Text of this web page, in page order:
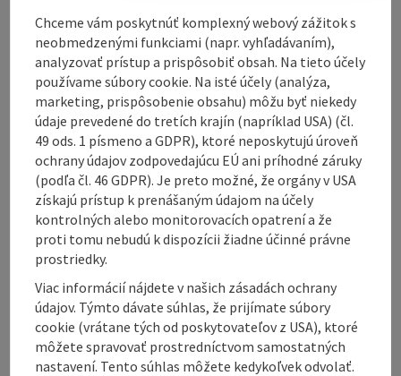
Opening hours
Kitchen
Equipment
Prices
Arrival
Suitability
Chceme vám poskytnúť komplexný webový zážitok s
neobmedzenými funkciami (napr. vyhľadávaním),
analyzovať prístup a prispôsobiť obsah. Na tieto účely
používame súbory cookie. Na isté účely (analýza,
marketing, prispôsobenie obsahu) môžu byť niekedy
údaje prevedené do tretích krajín (napríklad USA) (čl.
49 ods. 1 písmeno a GDPR), ktoré neposkytujú úroveň
ochrany údajov zodpovedajúcu EÚ ani príhodné záruky
(podľa čl. 46 GDPR). Je preto možné, že orgány v USA
získajú prístup k prenášaným údajom na účely
kontrolných alebo monitorovacích opatrení a že
proti tomu nebudú k dispozícii žiadne účinné právne
prostriedky.
Viac informácií nájdete v našich zásadách ochrany
údajov. Týmto dávate súhlas, že prijímate súbory
cookie (vrátane tých od poskytovateľov z USA), ktoré
môžete spravovať prostredníctvom samostatných
nastavení. Tento súhlas môžete kedykoľvek odvolať.